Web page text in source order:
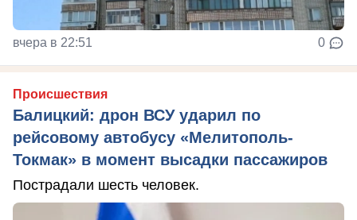
вчера в 22:51 0
Происшествия
Балицкий: дрон ВСУ ударил по
рейсовому автобусу «Мелитополь-
Токмак» в момент высадки пассажиров
Пострадали шесть человек.